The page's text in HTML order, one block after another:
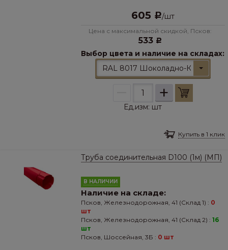
605 Р/шт
Цена с максимальной скидкой, Псков:
533 Р
Выбор цвета и наличие на складах:
RAL 8017 Шоколадно-
+
Ед.изм: шт
Купить в 1 клик
Труба соединительная D100 (1м) (МП)
В НАЛИЧИИ
Наличие на складе:
Псков, Железнодорожная, 41 (Склад 1) : 0
шт
Псков, Железнодорожная, 41 (Склад 2) : 16
шт
Псков, Шоссейная, 3Б : 0 шт